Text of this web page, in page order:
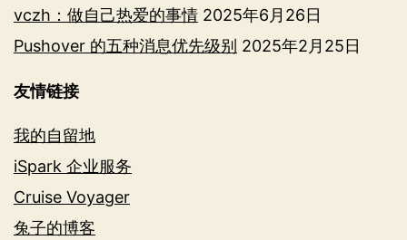
vczh：做自己热爱的事情 2025年6月26日
Pushover 的五种消息优先级别 2025年2月25日
友情链接
我的自留地
iSpark 企业服务
Cruise Voyager
兔子的博客